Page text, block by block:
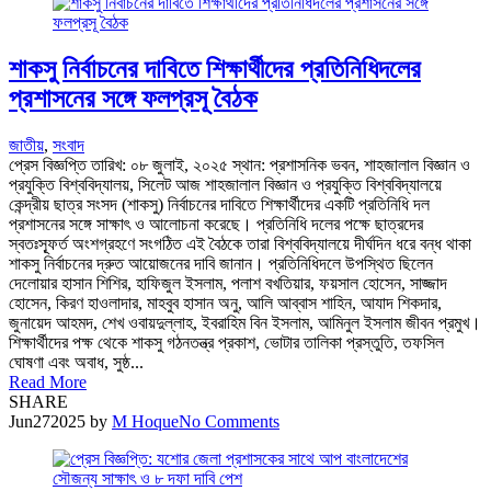
শাকসু নির্বাচনের দাবিতে শিক্ষার্থীদের প্রতিনিধিদলের
প্রশাসনের সঙ্গে ফলপ্রসূ বৈঠক
জাতীয়, সংবাদ
প্রেস বিজ্ঞপ্তি তারিখ: ০৮ জুলাই, ২০২৫ স্থান: প্রশাসনিক ভবন, শাহজালাল বিজ্ঞান ও
প্রযুক্তি বিশ্ববিদ্যালয়, সিলেট আজ শাহজালাল বিজ্ঞান ও প্রযুক্তি বিশ্ববিদ্যালয়ে
কেন্দ্রীয় ছাত্র সংসদ (শাকসু) নির্বাচনের দাবিতে শিক্ষার্থীদের একটি প্রতিনিধি দল
প্রশাসনের সঙ্গে সাক্ষাৎ ও আলোচনা করেছে। প্রতিনিধি দলের পক্ষে ছাত্রদের
স্বতঃস্ফূর্ত অংশগ্রহণে সংগঠিত এই বৈঠকে তারা বিশ্ববিদ্যালয়ে দীর্ঘদিন ধরে বন্ধ থাকা
শাকসু নির্বাচনের দ্রুত আয়োজনের দাবি জানান। প্রতিনিধিদলে উপস্থিত ছিলেন
দেলোয়ার হাসান শিশির, হাফিজুল ইসলাম, পলাশ বখতিয়ার, ফয়সাল হোসেন, সাজ্জাদ
হোসেন, কিরণ হাওলাদার, মাহবুব হাসান অনু, আলি আব্বাস শাহিন, আযাদ শিকদার,
জুনায়েদ আহমদ, শেখ ওবায়দুল্লাহ, ইবরাহিম বিন ইসলাম, আমিনুল ইসলাম জীবন প্রমুখ।
শিক্ষার্থীদের পক্ষ থেকে শাকসু গঠনতন্ত্র প্রকাশ, ভোটার তালিকা প্রস্তুতি, তফসিল
ঘোষণা এবং অবাধ, সুষ্ঠ...
Read More
SHARE
Jun272025 by M HoqueNo Comments